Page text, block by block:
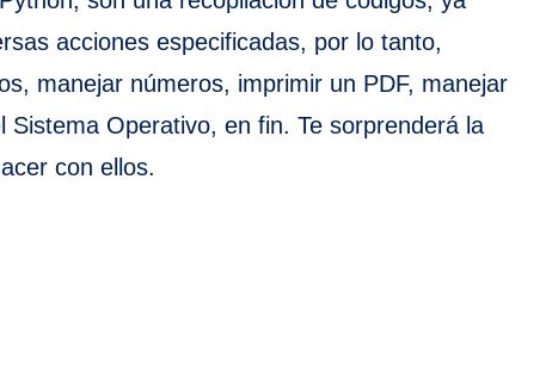
acciones especificadas, por lo tanto,
manejar números, imprimir un PDF, manejar
Operativo, en fin. Te sorprenderá la
con ellos.